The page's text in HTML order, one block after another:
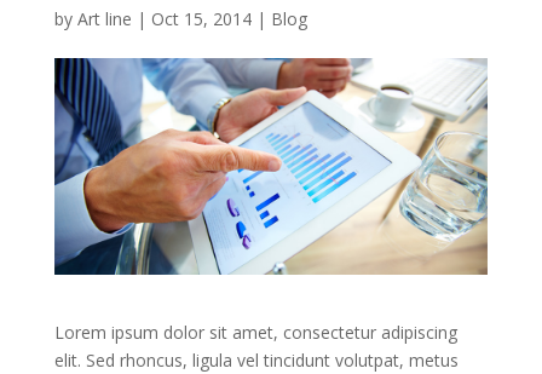
by Art line | Oct 15, 2014| Blog
Lorem ipsum dolor sit amet, consectetur adipiscing
elit. Sed rhoncus, ligula vel tincidunt volutpat, metus